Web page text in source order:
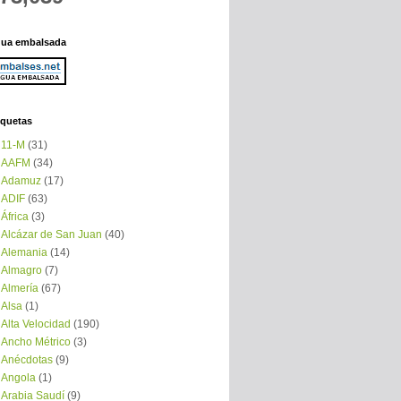
embalsada
11-M (31)
AAFM (34)
Adamuz (17)
ADIF (63)
África (3)
Alcázar de San Juan (40)
Alemania (14)
Almagro (7)
Almería (67)
Alsa (1)
Alta Velocidad (190)
Ancho Métrico (3)
Anécdotas (9)
Angola (1)
Arabia Saudí (9)